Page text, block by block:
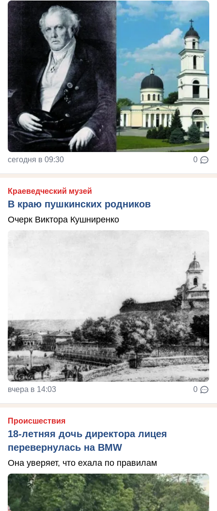
сегодня в 09:30 0
Краеведческий музей
В краю пушкинских родников
Очерк Виктора Кушниренко
вчера в 14:03 0
Происшествия
18-летняя дочь директора лицея
перевернулась на BMW
Она уверяет, что ехала по правилам